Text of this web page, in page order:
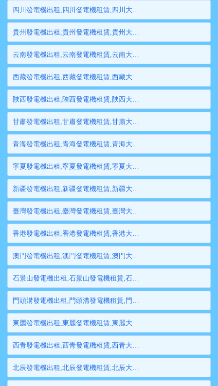
四川發電機出租,四川發電機租賃,四川大型發電機出租,四川柴油發電機租賃出租,四川大型發電機租賃
貴州發電機出租,貴州發電機租賃,貴州大型發電機出租,貴州柴油發電機租賃出租,貴州大型發電機租賃
云南發電機出租,云南發電機租賃,云南大型發電機出租,云南柴油發電機租賃出租,云南大型發電機租賃
西藏發電機出租,西藏發電機租賃,西藏大型發電機出租,西藏柴油發電機租賃出租,西藏大型發電機租賃
陜西發電機出租,陜西發電機租賃,陜西大型發電機出租,陜西柴油發電機租賃出租,陜西大型發電機租賃
甘肅發電機出租,甘肅發電機租賃,甘肅大型發電機出租,甘肅柴油發電機租賃出租,甘肅大型發電機租賃
青海發電機出租,青海發電機租賃,青海大型發電機出租,青海柴油發電機租賃出租,青海大型發電機租賃
寧夏發電機出租,寧夏發電機租賃,寧夏大型發電機出租,寧夏柴油發電機租賃出租,寧夏大型發電機租賃
新疆發電機出租,新疆發電機租賃,新疆大型發電機出租,新疆柴油發電機租賃出租,新疆大型發電機租賃
臺灣發電機出租,臺灣發電機租賃,臺灣大型發電機出租,臺灣柴油發電機租賃出租,臺灣大型發電機租賃
香港發電機出租,香港發電機租賃,香港大型發電機出租,香港柴油發電機租賃出租,香港大型發電機租賃
澳門發電機出租,澳門發電機租賃,澳門大型發電機出租,澳門柴油發電機租賃出租,澳門大型發電機租賃
石景山發電機出租,石景山發電機租賃,石景山大型發電機出租,石景山柴油發電機租賃出租,石景山大型發電機租賃
門頭溝發電機出租,門頭溝發電機租賃,門頭溝大型發電機出租,門頭溝柴油發電機租賃出租,門頭溝大型發電機租賃
東麗發電機出租,東麗發電機租賃,東麗大型發電機出租,東麗柴油發電機租賃出租,東麗大型發電機租賃
西青發電機出租,西青發電機租賃,西青大型發電機出租,西青柴油發電機租賃出租,西青大型發電機租賃
北辰發電機出租,北辰發電機租賃,北辰大型發電機出租,北辰柴油發電機租賃出租,北辰大型發電機租賃